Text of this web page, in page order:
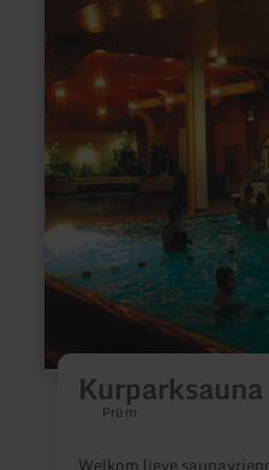
Prüm
Natur
pur